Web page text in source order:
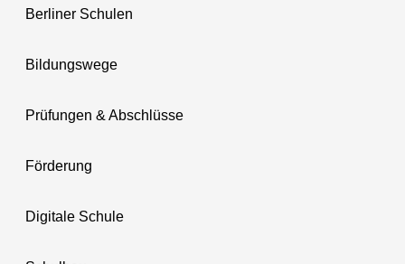
Berliner Schulen
Bildungswege
Prüfungen & Abschlüsse
Förderung
Digitale Schule